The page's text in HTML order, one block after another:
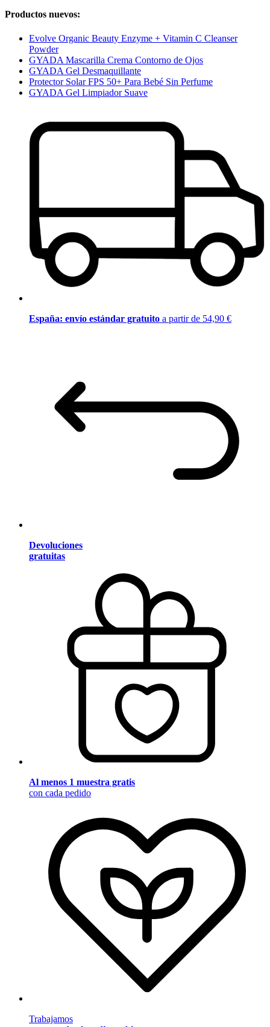
Productos nuevos:
Evolve Organic Beauty Enzyme + Vitamin C Cleanser
Powder
GYADA Mascarilla Crema Contorno de Ojos
GYADA Gel Desmaquillante
Protector Solar FPS 50+ Para Bebé Sin Perfume
GYADA Gel Limpiador Suave
España: envío estándar gratuito a partir de 54,90 €
Devoluciones
gratuitas
Al menos 1 muestra gratis
con cada pedido
Trabajamos